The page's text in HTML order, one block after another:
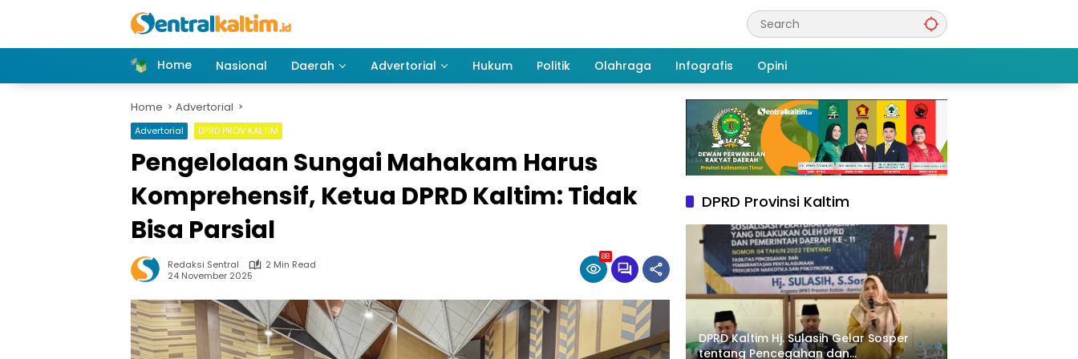
Home
Nasional Daerah Advertorial Hukum Politik Olahraga Infografis Opini
Home Advertorial
Advertorial DPRD PROV KALTIM
Pengelolaan Sungai Mahakam Harus
Komprehensif, Ketua DPRD Kaltim: Tidak
Bisa Parsial
Redaksi Sentral
2 Min Read
24 November 2025
88
DPRD Provinsi Kaltim
DPRD Kaltim Hj. Sulasih Gelar Sosper
tentang Pencegahan dan